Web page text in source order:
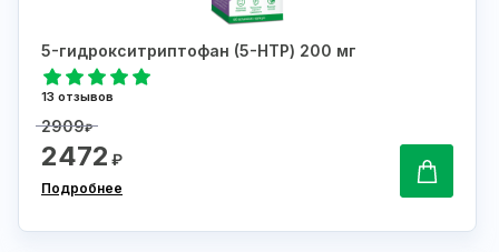
5-гидрокситриптофан (5-НТР) 200 мг
13 отзывов
2909₽
2472 ₽
Подробнее